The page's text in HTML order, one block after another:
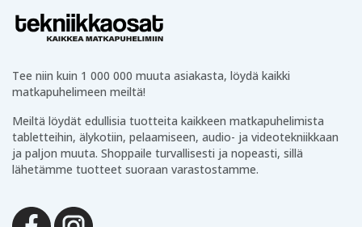
Tekniikkaa arkeen
tuotteita kutenpowerbankeja,paristoja,
valaistustuotteita,kaapeleita
Tekniikkaosien hyvät arviot ja palautteet
Olemme ylpeitä Tekniikkaosien hyvistä arvioista
Trustpilotissa, Googlessa ja muilla alustoilla.
toimituksen ja nopean toimituksen varastoltamme.
Tee niin kuin 1 000 000 muuta asiakasta, löydä kaikki
matkapuhelimeen meiltä!
Meiltä löydät edullisia tuotteita kaikkeen matkapuhelimista
tabletteihin, älykotiin, pelaamiseen, audio- ja videotekniikkaan
ja paljon muuta. Shoppaile turvallisesti ja nopeasti, sillä
lähetämme tuotteet suoraan varastostamme.